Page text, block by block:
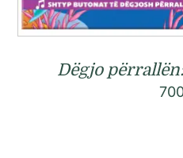
Dëgjo